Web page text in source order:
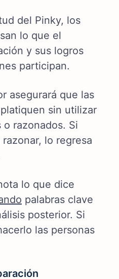
del Pinky, los
lo que el
y sus logros
participan.
asegurará que las
sin utilizar
razonados. Si
lo regresa
lo que dice
palabras clave
posterior. Si
las personas